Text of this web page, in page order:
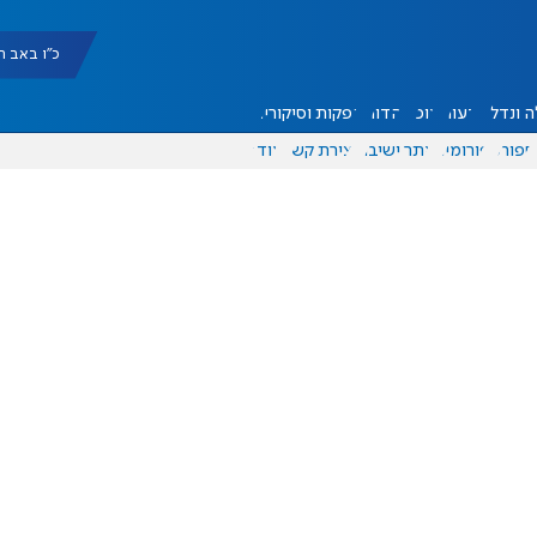
כ"ו באב
ונדל"ן דעות אוכל יהדות הפקות וסיקורים
ספורט פורומים אתר ישיבה יצירת קשר עוד